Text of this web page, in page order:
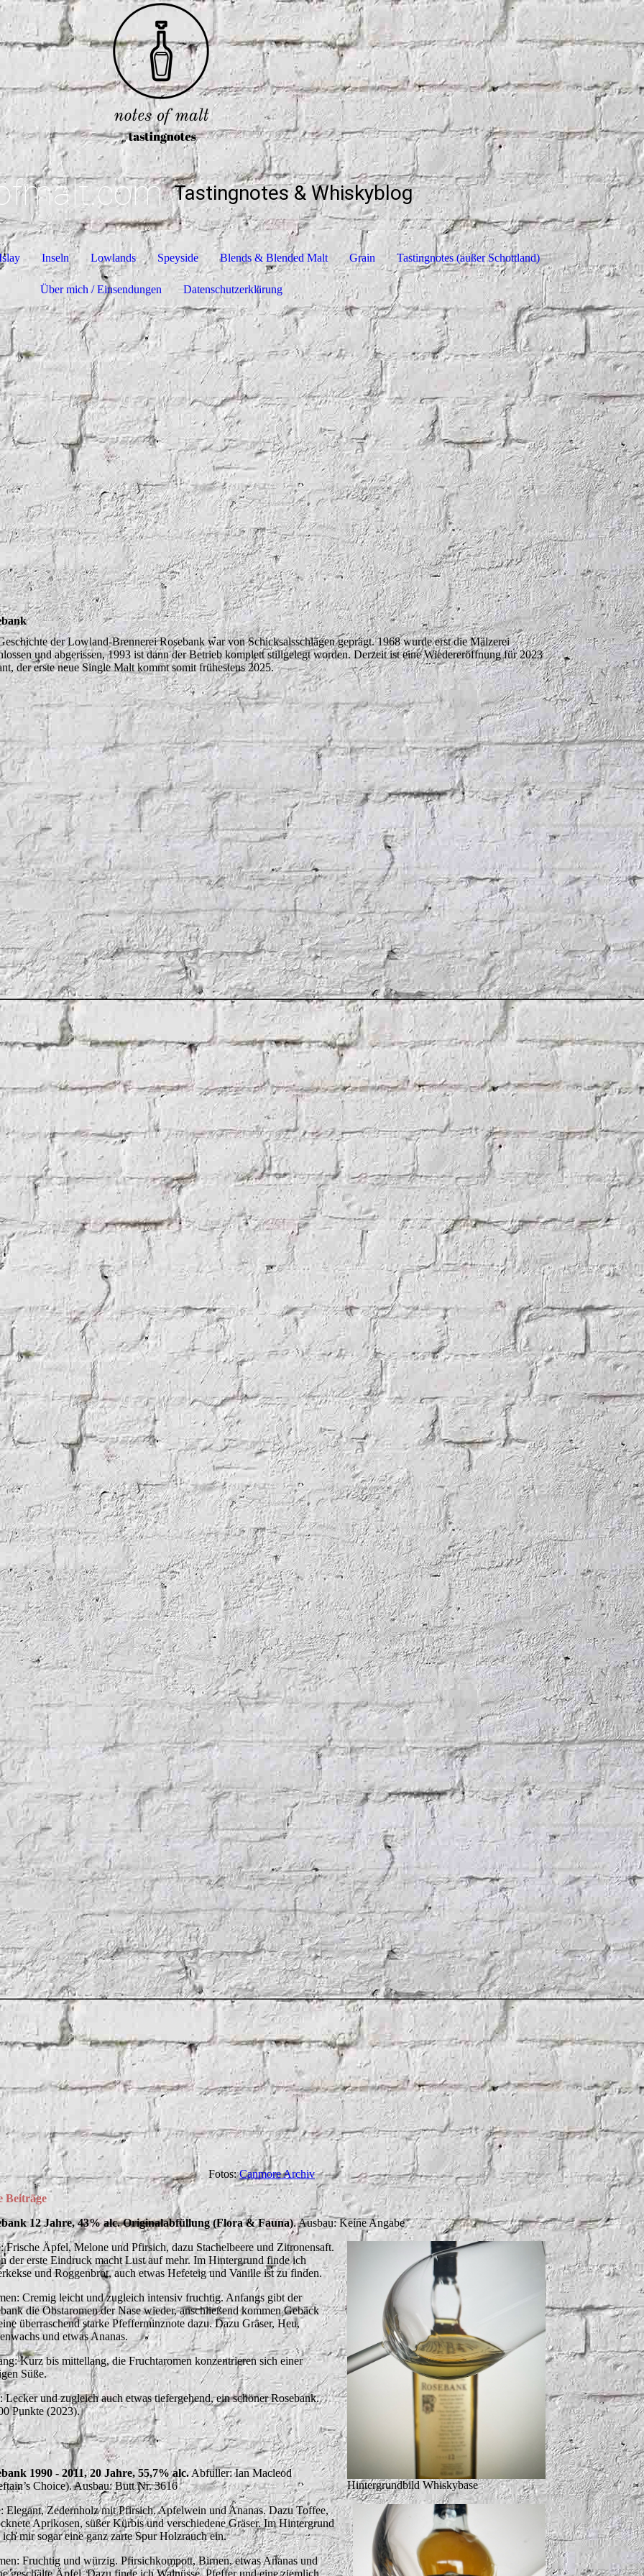
Tastingnotes & Whiskyblog
Inseln Lowlands Speyside Blends & Blended Malt Grain Tastingnotes (außer Schottland)
Über mich / Einsendungen Datenschutzerklärung
der Lowland-Brennerei Rosebank war von Schicksalsschlägen geprägt. 1968 wurde erst die Mälzerei
und abgerissen, 1993 ist dann der Betrieb komplett stillgelegt worden. Derzeit ist eine Wiedereröffnung für 2023
der erste neue Single Malt kommt somit frühestens 2025.
Fotos:Canmore Archiv
Beiträge
12 Jahre, 43% alc. Originalabfüllung (Flora & Fauna). Ausbau: Keine Angabe
Hintergrundbild Whiskybase
Frische Äpfel, Melone und Pfirsich, dazu Stachelbeere und Zitronensaft.
der erste Eindruck macht Lust auf mehr. Im Hintergrund finde ich
und Roggenbrot, auch etwas Hefeteig und Vanille ist zu finden.
Cremig leicht und zugleich intensiv fruchtig. Anfangs gibt der
die Obstaromen der Nase wieder, anschließend kommen Gebäck
überraschend starke Pfefferminznote dazu. Dazu Gräser, Heu,
und etwas Ananas.
Kurz bis mittellang, die Fruchtaromen konzentrieren sich einer
Süße.
Lecker und zugleich auch etwas tiefergehend, ein schöner Rosebank.
Punkte (2023).
1990 - 2011, 20 Jahre, 55,7% alc.Abfüller: Ian Macleod
Choice). Ausbau: Butt Nr. 3616
Elegant, Zedernholz mit Pfirsich. Apfelwein und Ananas. Dazu Toffee,
Aprikosen, süßer Kürbis und verschiedene Gräser. Im Hintergrund
mir sogar eine ganz zarte Spur Holzrauch ein.
Fruchtig und würzig. Pfirsichkompott, Birnen, etwas Ananas und